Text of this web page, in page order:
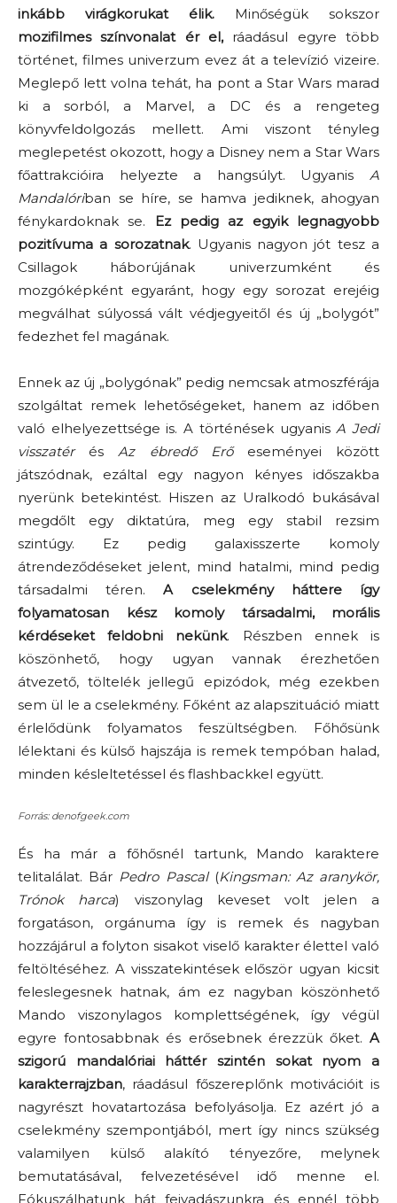
inkább virágkorukat élik. Minőségük sokszor
mozifilmes színvonalat ér el,ráadásul egyre több
történet, filmes univerzum evez át a televízió vizeire.
Meglepő lett volna tehát, ha pont a Star Wars marad
ki a sorból, a Marvel, a DC és a rengeteg
könyvfeldolgozás mellett. Ami viszont tényleg
meglepetést okozott, hogy a Disney nem a Star Wars
főattrakcióira helyezte a hangsúlyt. Ugyanis A
Mandalóriban se híre, se hamva jediknek, ahogyan
fénykardoknak se. Ez pedig az egyik legnagyobb
pozitívuma a sorozatnak. Ugyanis nagyon jót tesz a
Csillagok háborújának univerzumként és
mozgóképként egyaránt, hogy egy sorozat erejéig
megválhat súlyossá vált védjegyeitől és új „bolygót”
fedezhet fel magának.
Ennek az új „bolygónak” pedig nemcsak atmoszférája
szolgáltat remek lehetőségeket, hanem az időben
való elhelyezettsége is. A történések ugyanisA Jedi
visszatérésAz ébredő Erőeseményei között
játszódnak, ezáltal egy nagyon kényes időszakba
nyerünk betekintést. Hiszen az Uralkodó bukásával
megdőlt egy diktatúra, meg egy stabil rezsim
szintúgy. Ez pedig galaxisszerte komoly
átrendeződéseket jelent, mind hatalmi, mind pedig
társadalmi téren.A cselekmény háttere így
folyamatosan kész komoly társadalmi, morális
kérdéseket feldobni nekünk. Részben ennek is
köszönhető, hogy ugyan vannak érezhetően
átvezető, töltelék jellegű epizódok, még ezekben
sem ül le a cselekmény. Főként az alapszituáció miatt
érlelődünk folyamatos feszültségben. Főhősünk
lélektani és külső hajszája is remek tempóban halad,
minden késleltetéssel és flashbackkel együtt.
Forrás: denofgeek.com
És ha már a főhősnél tartunk, Mando karaktere
telitalálat. Bár Pedro Pascal(Kingsman: Az aranykör,
Trónok harca) viszonylag keveset volt jelen a
forgatáson, orgánuma így is remek és nagyban
hozzájárul a folyton sisakot viselő karakter élettel való
feltöltéséhez. A visszatekintések először ugyan kicsit
feleslegesnek hatnak, ám ez nagyban köszönhető
Mando viszonylagos komplettségének, így végül
egyre fontosabbnak és erősebnek érezzük őket. A
szigorú mandalóriai háttér szintén sokat nyom a
karakterrajzban, ráadásul főszereplőnk motivációit is
nagyrészt hovatartozása befolyásolja. Ez azért jó a
cselekmény szempontjából, mert így nincs szükség
valamilyen külső alakító tényezőre, melynek
bemutatásával, felvezetésével idő menne el.
Fókuszálhatunk hát fejvadászunkra és ennél több